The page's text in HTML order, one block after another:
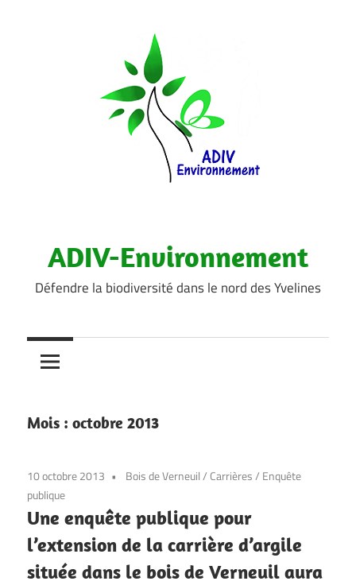
ADIV-Environnement
Défendre la biodiversité dans le nord des Yvelines
Mois : octobre 2013
10 octobre 2013 Bois de Verneuil/ Carrières/ Enquête
publique
Une enquête publique pour
l’extension de la carrière d’argile
située dans le bois de Verneuil aura